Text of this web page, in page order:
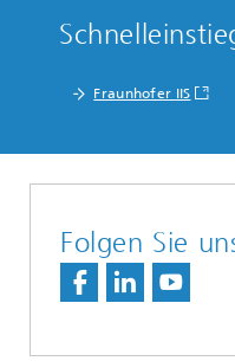
Fraunhofer IIS
Folgen Sie